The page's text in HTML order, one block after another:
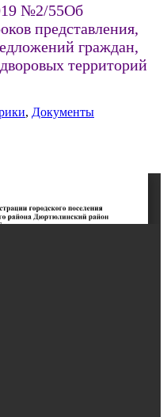
№2/55Об
представления,
граждан,
территорий
, Документы